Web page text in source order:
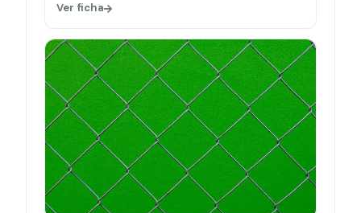
Ver ficha